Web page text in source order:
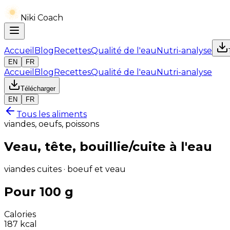
Niki Coach
Accueil BlogRecettesQualité de l'eauNutri-analyse
EN
FR
Accueil BlogRecettesQualité de l'eauNutri-analyse
Télécharger
EN
FR
Tous les aliments
viandes, oeufs, poissons
Veau, tête, bouillie/cuite à l'eau
viandes cuites · boeuf et veau
Pour 100 g
Calories
187 kcal